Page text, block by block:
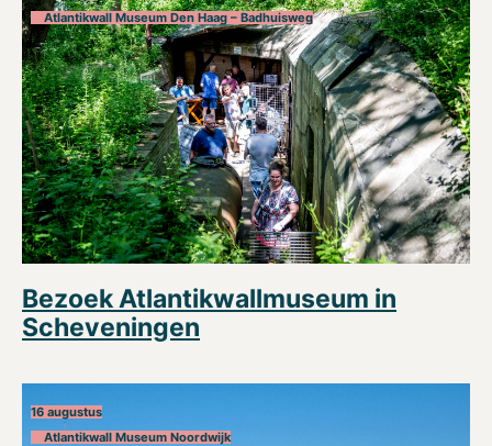
Atlantikwall Museum Den Haag – Badhuisweg
Bezoek Atlantikwallmuseum in
Scheveningen
16 augustus
Atlantikwall Museum Noordwijk